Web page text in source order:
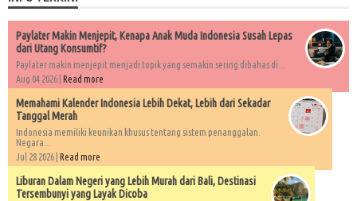
Paylater Makin Menjepit, Kenapa Anak Muda Indonesia Susah Lepas
dari Utang Konsumtif?
Paylater makin menjepit menjadi topik yang semakin sering dibahas di...
Aug 04 2026 | Read more
Memahami Kalender Indonesia Lebih Dekat, Lebih dari Sekadar
Tanggal Merah
Indonesia memiliki keunikan khusus tentang sistem penanggalan.
Negara...
Jul 28 2026 | Read more
Liburan Dalam Negeri yang Lebih Murah dari Bali, Destinasi
Tersembunyi yang Layak Dicoba